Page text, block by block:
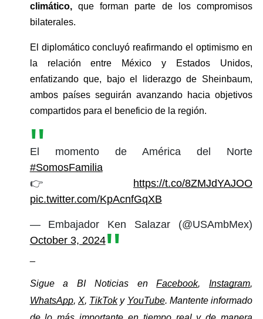
climático, que forman parte de los compromisos
bilaterales.
El diplomático concluyó reafirmando el optimismo en
la relación entre México y Estados Unidos,
enfatizando que, bajo el liderazgo de Sheinbaum,
ambos países seguirán avanzando hacia objetivos
compartidos para el beneficio de la región.
El momento de América del Norte
#SomosFamilia
👉 https://t.co/8ZMJdYAJOO
pic.twitter.com/KpAcnfGqXB
— Embajador Ken Salazar (@USAmbMex)
October 3, 2024
Sigue a BI Noticias en Facebook, Instagram,
WhatsApp, X, TikTok y YouTube. Mantente informado